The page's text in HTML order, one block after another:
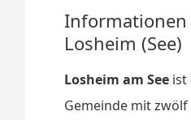
Losheim (See)
Losheim am See ist
Gemeinde mit zwölf